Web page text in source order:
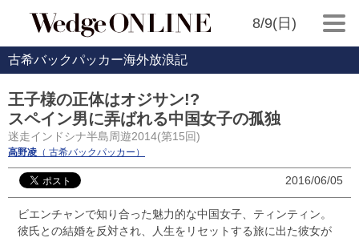
8/9(日)
古希バックパッカー海外放浪記
王子様の正体はオジサン!?
スペイン男に弄ばれる中国女子の孤独
迷走インドシナ半島周遊2014(第15回)
高野凌 （ 古希バックパッカー）
2016/06/05
ビエンチャンで知り合った魅力的な中国女子、ティンティン。
彼氏との結婚を反対され、人生をリセットする旅に出た彼女が